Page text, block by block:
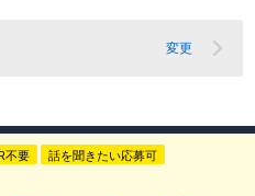
変更
不要 話を聞きたい応募可